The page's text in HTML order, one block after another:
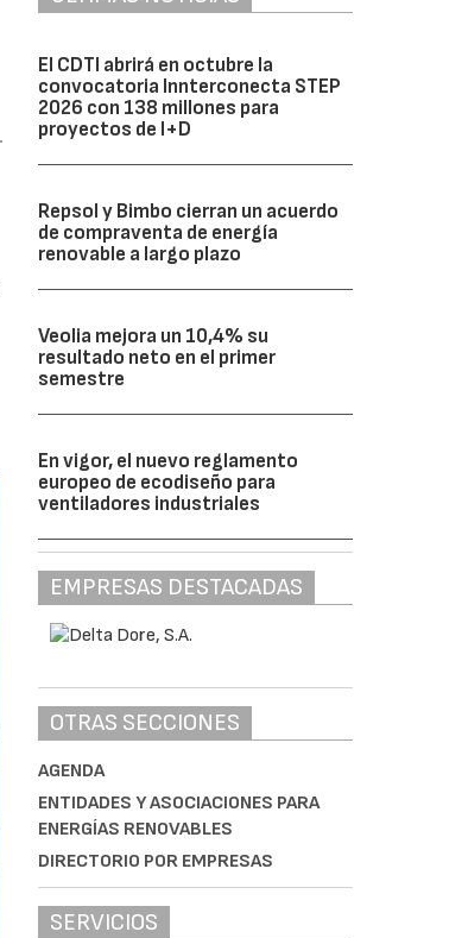
El CDTI abrirá en octubre la
convocatoria Innterconecta STEP
2026 con 138 millones para
proyectos de I+D
Repsol y Bimbo cierran un acuerdo
de compraventa de energía
renovable a largo plazo
Veolia mejora un 10,4% su
resultado neto en el primer
semestre
En vigor, el nuevo reglamento
europeo de ecodiseño para
ventiladores industriales
EMPRESAS DESTACADAS
OTRAS SECCIONES
AGENDA
ENTIDADES Y ASOCIACIONES PARA
ENERGÍAS RENOVABLES
DIRECTORIO POR EMPRESAS
SERVICIOS